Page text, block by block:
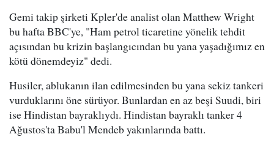
Gemi takip şirketi Kpler'de analist olan Matthew Wright
bu hafta BBC'ye, "Ham petrol ticaretine yönelik tehdit
açısından bu krizin başlangıcından bu yana yaşadığımız en
kötü dönemdeyiz" dedi.
Husiler, ablukanın ilan edilmesinden bu yana sekiz tankeri
vurduklarını öne sürüyor. Bunlardan en az beşi Suudi, biri
ise Hindistan bayraklıydı. Hindistan bayraklı tanker 4
Ağustos'ta Babu'l Mendeb yakınlarında battı.